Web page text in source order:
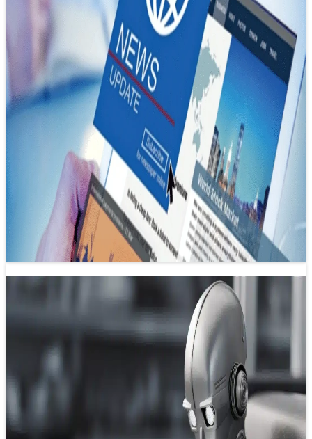
Xây dựng hệ sinh thái báo chí đa nền
tảng trong kỷ nguyên số
31/05/2025 17:36
Xây dựng hệ sinh thái báo chí nội dung đa nền tảng không
chỉ là xu hướng mà còn là nhu cầu cấp…